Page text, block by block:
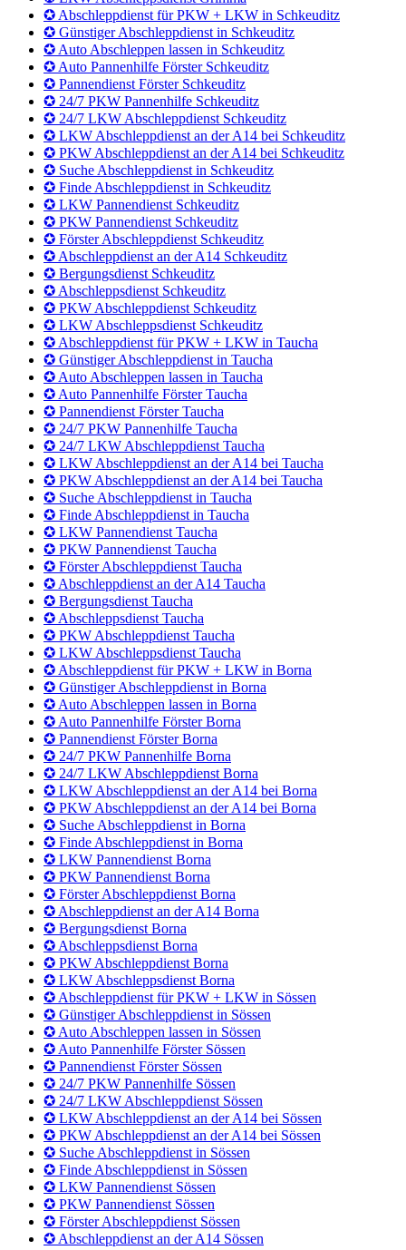
✪ Abschleppdienst an der A14 Grimma
✪ Bergungsdienst Grimma
✪ Abschleppsdienst Grimma
✪ PKW Abschleppdienst Grimma
✪ LKW Abschleppsdienst Grimma
✪ Abschleppdienst für PKW + LKW in Schkeuditz
✪ Günstiger Abschleppdienst in Schkeuditz
✪ Auto Abschleppen lassen in Schkeuditz
✪ Auto Pannenhilfe Förster Schkeuditz
✪ Pannendienst Förster Schkeuditz
✪ 24/7 PKW Pannenhilfe Schkeuditz
✪ 24/7 LKW Abschleppdienst Schkeuditz
✪ LKW Abschleppdienst an der A14 bei Schkeuditz
✪ PKW Abschleppdienst an der A14 bei Schkeuditz
✪ Suche Abschleppdienst in Schkeuditz
✪ Finde Abschleppdienst in Schkeuditz
✪ LKW Pannendienst Schkeuditz
✪ PKW Pannendienst Schkeuditz
✪ Förster Abschleppdienst Schkeuditz
✪ Abschleppdienst an der A14 Schkeuditz
✪ Bergungsdienst Schkeuditz
✪ Abschleppsdienst Schkeuditz
✪ PKW Abschleppdienst Schkeuditz
✪ LKW Abschleppsdienst Schkeuditz
✪ Abschleppdienst für PKW + LKW in Taucha
✪ Günstiger Abschleppdienst in Taucha
✪ Auto Abschleppen lassen in Taucha
✪ Auto Pannenhilfe Förster Taucha
✪ Pannendienst Förster Taucha
✪ 24/7 PKW Pannenhilfe Taucha
✪ 24/7 LKW Abschleppdienst Taucha
✪ LKW Abschleppdienst an der A14 bei Taucha
✪ PKW Abschleppdienst an der A14 bei Taucha
✪ Suche Abschleppdienst in Taucha
✪ Finde Abschleppdienst in Taucha
✪ LKW Pannendienst Taucha
✪ PKW Pannendienst Taucha
✪ Förster Abschleppdienst Taucha
✪ Abschleppdienst an der A14 Taucha
✪ Bergungsdienst Taucha
✪ Abschleppsdienst Taucha
✪ PKW Abschleppdienst Taucha
✪ LKW Abschleppsdienst Taucha
✪ Abschleppdienst für PKW + LKW in Borna
✪ Günstiger Abschleppdienst in Borna
✪ Auto Abschleppen lassen in Borna
✪ Auto Pannenhilfe Förster Borna
✪ Pannendienst Förster Borna
✪ 24/7 PKW Pannenhilfe Borna
✪ 24/7 LKW Abschleppdienst Borna
✪ LKW Abschleppdienst an der A14 bei Borna
✪ PKW Abschleppdienst an der A14 bei Borna
✪ Suche Abschleppdienst in Borna
✪ Finde Abschleppdienst in Borna
✪ LKW Pannendienst Borna
✪ PKW Pannendienst Borna
✪ Förster Abschleppdienst Borna
✪ Abschleppdienst an der A14 Borna
✪ Bergungsdienst Borna
✪ Abschleppsdienst Borna
✪ PKW Abschleppdienst Borna
✪ LKW Abschleppsdienst Borna
✪ Abschleppdienst für PKW + LKW in Sössen
✪ Günstiger Abschleppdienst in Sössen
✪ Auto Abschleppen lassen in Sössen
✪ Auto Pannenhilfe Förster Sössen
✪ Pannendienst Förster Sössen
✪ 24/7 PKW Pannenhilfe Sössen
✪ 24/7 LKW Abschleppdienst Sössen
✪ LKW Abschleppdienst an der A14 bei Sössen
✪ PKW Abschleppdienst an der A14 bei Sössen
✪ Suche Abschleppdienst in Sössen